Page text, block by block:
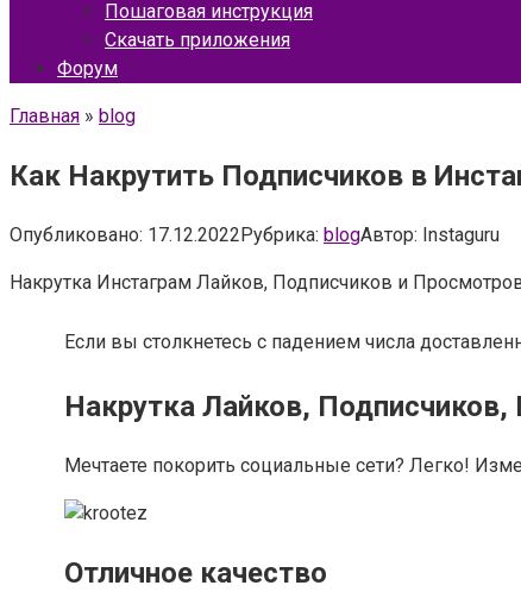
Пошаговая инструкция
Скачать приложения
Форум
Главная » blog
Как Накрутить Подписчиков в
Опубликовано: 17.12.2022Рубрика: blogАвтор: Instaguru
Накрутка Инстаграм Лайков, Подписчиков и
Если вы столкнетесь с падением числа
Накрутка Лайков,
Мечтаете покорить социальные сети? Легко!
Отличное качество